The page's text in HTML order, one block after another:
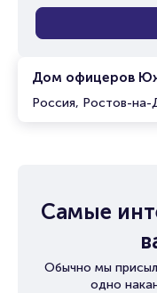
Дом офицеров
Россия, Ростов-на-
Самые
Обычно мы
одно